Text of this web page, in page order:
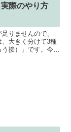
際のやり方
りませんので、
、大きく分けて3種
接）」です。今回